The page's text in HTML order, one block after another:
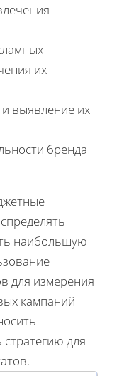
их
выявление их
бренда
наибольшую
для измерения
кампаний
для